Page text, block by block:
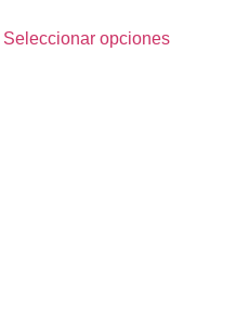
Seleccionar opciones